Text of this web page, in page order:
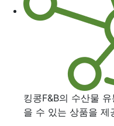
킹콩F&B의 수산물
을 수 있는 상품을 제